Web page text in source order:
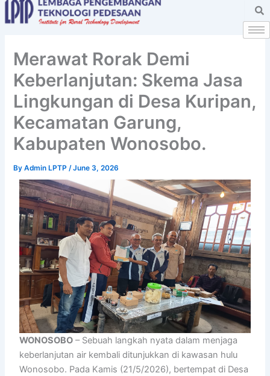
Skip
to
Merawat Rorak Demi
Keberlanjutan: Skema Jasa
Lingkungan di Desa Kuripan,
Kecamatan Garung,
Kabupaten Wonosobo.
ByAdmin LPTP/June 3, 2026
WONOSOBO – Sebuah langkah nyata dalam menjaga
keberlanjutan air kembali ditunjukkan di kawasan hulu
Wonosobo. Pada Kamis (21/5/2026), bertempat di Desa